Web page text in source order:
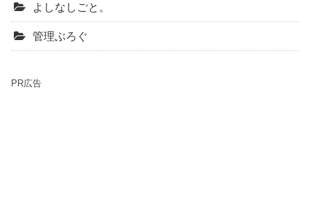
よしなしごと。
管理ぶろぐ
PR広告